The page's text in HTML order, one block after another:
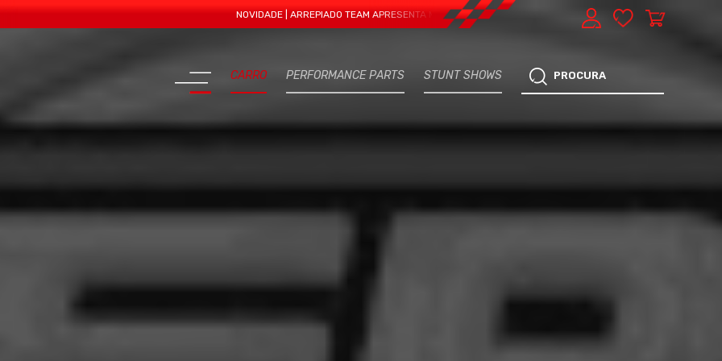
NOVIDADE | ARREPIADO TEAM APRESENTA MAIS UMA VERTENTE - EXPRESS CAR SERVICE, MANUTENÇÃO DO TEU
CARRO PERFORMANCE PARTS STUNT SHOWS